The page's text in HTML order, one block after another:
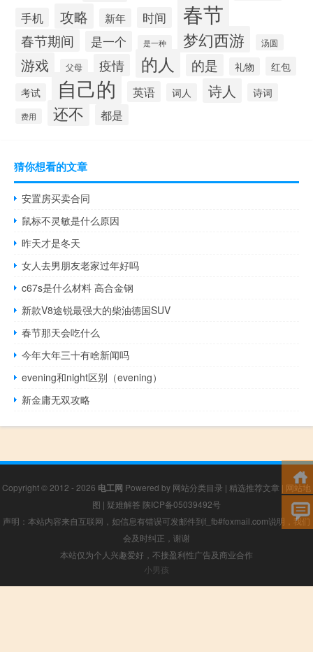
手机 攻略 新年 时间 春节
春节期间 是一个 是一种 梦幻西游 汤圆
游戏 父母 疫情 的人 的是 礼物 红包
考试 自己的 英语 词人 诗人 诗词
费用 还不 都是
猜你想看的文章
安置房买卖合同
鼠标不灵敏是什么原因
昨天才是冬天
女人去男朋友老家过年好吗
c67s是什么材料 高合金钢
新款V8途锐最强大的柴油德国SUV
春节那天会吃什么
今年大年三十有啥新闻吗
evening和night区别（evening）
新金庸无双攻略
Copyright © 2012 - 2026 电工网 Powered by 网站分类目录 | 精选推荐文章 | 网站地
图 | 疑难解答 陕ICP备05039492号
声明：本站内容来自互联网，如信息有错误可发邮件到f_fb#foxmail.com说明，我们
会及时纠正，谢谢
本站仅为个人兴趣爱好，不接盈利性广告及商业合作
小男孩